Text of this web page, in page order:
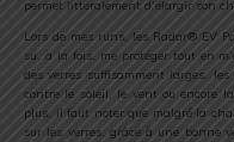
permet littéralement d’élargir son
Lors de mes runs, les Radar® EV
su, à la fois, me protéger tout en
des verres suffisamment larges,
contre le soleil, le vent ou encore
plus, il faut noter que malgré la
sur les verres, grâce à une bonne